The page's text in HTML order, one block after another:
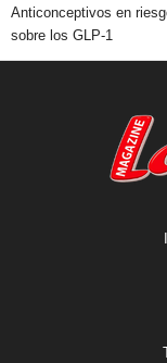
Anticonceptivos en
sobre los GLP-1